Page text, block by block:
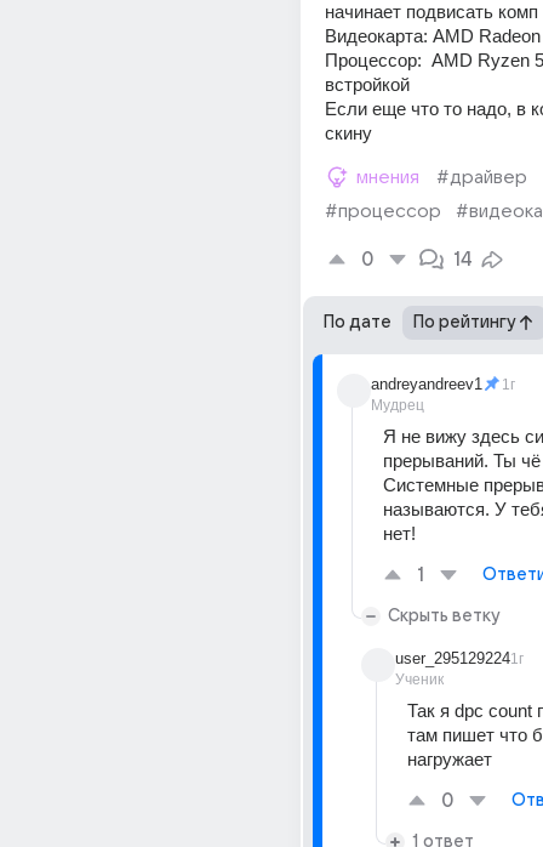
начинает подвисать комп
Видеокарта: AMD
Процессор:  AMD Ryzen
встройкой
Если еще что то надо, в
скину
мнения
#драйвер
#процессор
0 14
По дате По рейтингу
andreyandreev1
Мудрец
1г
Я не вижу здесь
прерываний. Ты чё
Системные
называются. У
нет!
1
Скрыть ветку
user_295129224
Ученик
1г
Так я dpc count
там пишет что
нагружает
0
1 ответ